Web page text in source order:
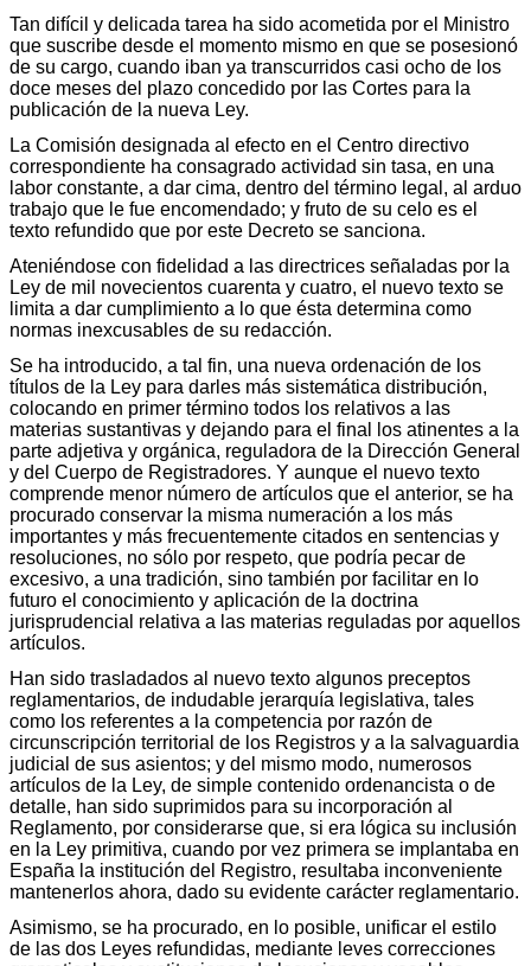
Tan difícil y delicada tarea ha sido acometida por el Ministro
que suscribe desde el momento mismo en que se posesionó
de su cargo, cuando iban ya transcurridos casi ocho de los
doce meses del plazo concedido por las Cortes para la
publicación de la nueva Ley.
La Comisión designada al efecto en el Centro directivo
correspondiente ha consagrado actividad sin tasa, en una
labor constante, a dar cima, dentro del término legal, al arduo
trabajo que le fue encomendado; y fruto de su celo es el
texto refundido que por este Decreto se sanciona.
Ateniéndose con fidelidad a las directrices señaladas por la
Ley de mil novecientos cuarenta y cuatro, el nuevo texto se
limita a dar cumplimiento a lo que ésta determina como
normas inexcusables de su redacción.
Se ha introducido, a tal fin, una nueva ordenación de los
títulos de la Ley para darles más sistemática distribución,
colocando en primer término todos los relativos a las
materias sustantivas y dejando para el final los atinentes a la
parte adjetiva y orgánica, reguladora de la Dirección General
y del Cuerpo de Registradores. Y aunque el nuevo texto
comprende menor número de artículos que el anterior, se ha
procurado conservar la misma numeración a los más
importantes y más frecuentemente citados en sentencias y
resoluciones, no sólo por respeto, que podría pecar de
excesivo, a una tradición, sino también por facilitar en lo
futuro el conocimiento y aplicación de la doctrina
jurisprudencial relativa a las materias reguladas por aquellos
artículos.
Han sido trasladados al nuevo texto algunos preceptos
reglamentarios, de indudable jerarquía legislativa, tales
como los referentes a la competencia por razón de
circunscripción territorial de los Registros y a la salvaguardia
judicial de sus asientos; y del mismo modo, numerosos
artículos de la Ley, de simple contenido ordenancista o de
detalle, han sido suprimidos para su incorporación al
Reglamento, por considerarse que, si era lógica su inclusión
en la Ley primitiva, cuando por vez primera se implantaba en
España la institución del Registro, resultaba inconveniente
mantenerlos ahora, dado su evidente carácter reglamentario.
Asimismo, se ha procurado, en lo posible, unificar el estilo
de las dos Leyes refundidas, mediante leves correcciones